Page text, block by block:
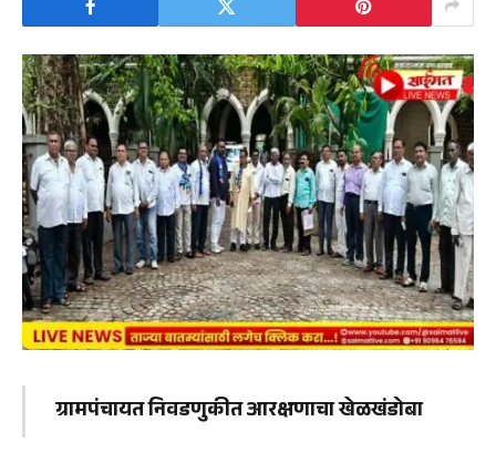
ग्रामपंचायत निवडणुकीत आरक्षणाचा खेळखंडोबा